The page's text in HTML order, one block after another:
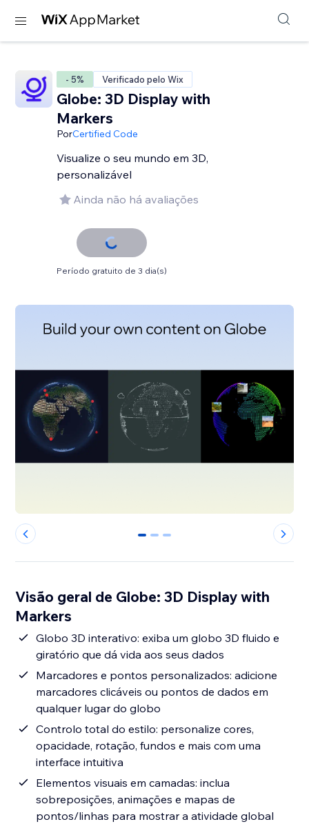
- 5% Verificado pelo Wix
Globe: 3D Display with
Markers
PorCertified Code
Visualize o seu mundo em 3D,
personalizável
Ainda não há avaliações
Período gratuito de 3 dia(s)
0 1 2
Visão geral de Globe: 3D Display with
Markers
Globo 3D interativo: exiba um globo 3D fluido e
giratório que dá vida aos seus dados
Marcadores e pontos personalizados: adicione
marcadores clicáveis ou pontos de dados em
qualquer lugar do globo
Controlo total do estilo: personalize cores,
opacidade, rotação, fundos e mais com uma
interface intuitiva
Elementos visuais em camadas: inclua
sobreposições, animações e mapas de
pontos/linhas para mostrar a atividade global